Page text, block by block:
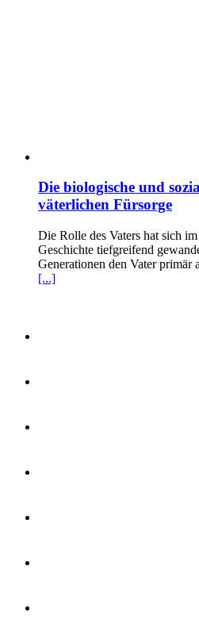
Die biologische und
väterlichen Fürsorge
Die Rolle des Vaters hat sich
Geschichte tiefgreifend
Generationen den Vater primär
[...]